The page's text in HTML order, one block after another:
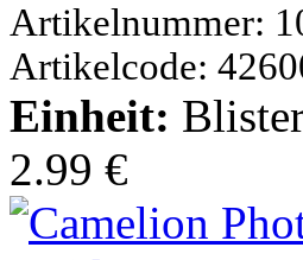
Artikelnummer:
Artikelcode:
Einheit:
2.99 €